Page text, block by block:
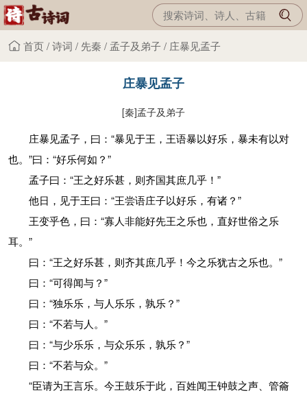
首页/诗词 / 先秦 / 孟子及弟子/ 庄暴见孟子
庄暴见孟子
[秦]孟子及弟子
庄暴见孟子，曰：“暴见于王，王语暴以好乐，暴未有以对
也。”曰：“好乐何如？”
孟子曰：“王之好乐甚，则齐国其庶几乎！”
他日，见于王曰：“王尝语庄子以好乐，有诸？”
王变乎色，曰：“寡人非能好先王之乐也，直好世俗之乐
耳。”
曰：“王之好乐甚，则齐其庶几乎！今之乐犹古之乐也。”
曰：“可得闻与？”
曰：“独乐乐，与人乐乐，孰乐？”
曰：“不若与人。”
曰：“与少乐乐，与众乐乐，孰乐？”
曰：“不若与众。”
“臣请为王言乐。今王鼓乐于此，百姓闻王钟鼓之声、管籥